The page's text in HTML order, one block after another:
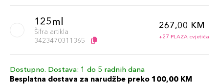
125ml
Šifra artikla
3423470311365
267,00 KM
+27 PLAZA cvjetića
Dostupno. Dostava: 1 do 5 radnih dana
Besplatna dostava za narudžbe preko 100,00 KM